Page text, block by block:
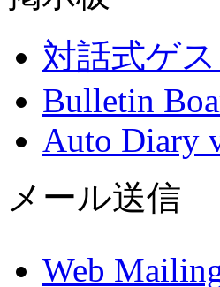
対話式ゲ
Bulletin
Auto Diary
メール送信
Web